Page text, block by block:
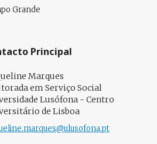
Grande
Principal
Marques
em Serviço Social
Lusófona - Centro
de Lisboa